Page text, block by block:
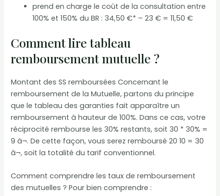
prend en charge le coût de la consultation entre
100% et 150% du BR : 34,50 €* – 23 € = 11,50 €
Comment lire tableau
remboursement mutuelle ?
Montant des SS remboursées Concernant le
remboursement de la Mutuelle, partons du principe
que le tableau des garanties fait apparaître un
remboursement à hauteur de 100%. Dans ce cas, votre
réciprocité rembourse les 30% restants, soit 30 * 30% =
9 â¬. De cette façon, vous serez remboursé 20 10 = 30
â¬, soit la totalité du tarif conventionnel.
Comment comprendre les taux de remboursement
des mutuelles ? Pour bien comprendre :